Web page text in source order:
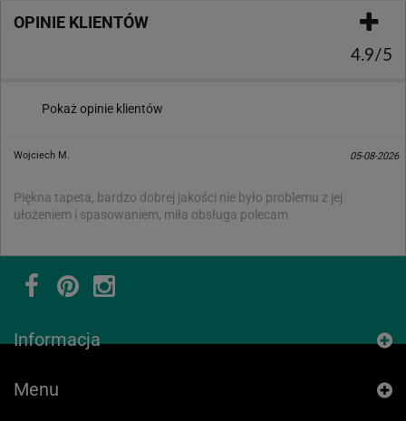
OPINIE KLIENTÓW
4.9/5
Pokaż opinie klientów
Wojciech M. 05-08-2026
Piękna tapeta, bardzo dobrej jakości nie było problemu z jej
ułożeniem i spasowaniem, miła obsługa polecam
Informacja
Menu